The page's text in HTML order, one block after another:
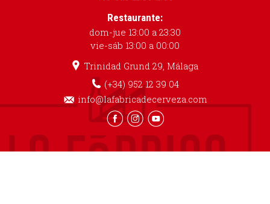
Restaurante:
dom-jue 13:00 a 23:30
vie-sáb 13:00 a 00:00
Trinidad Grund 29, Málaga
(+34) 952 12 39 04
info@lafabricadecerveza.com